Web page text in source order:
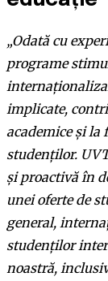
„Odată cu
programe
implicate,
academice și
studenților.
și proactivă în
unei oferte de
general,
studenților
noastră,